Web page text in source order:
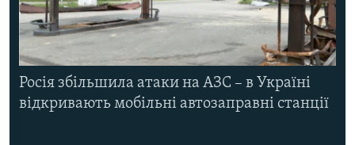
Росія збільшила атаки на АЗС – в Україні
відкривають мобільні автозаправні станції